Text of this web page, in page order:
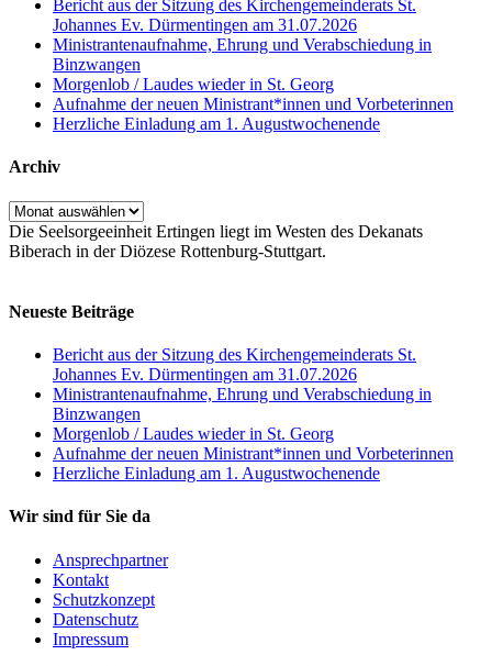
Bericht aus der Sitzung des Kirchengemeinderats St.
Johannes Ev. Dürmentingen am 31.07.2026
Ministrantenaufnahme, Ehrung und Verabschiedung in
Binzwangen
Morgenlob / Laudes wieder in St. Georg
Aufnahme der neuen Ministrant*innen und Vorbeterinnen
Herzliche Einladung am 1. Augustwochenende
Archiv
Archiv
Die Seelsorgeeinheit Ertingen liegt im Westen des Dekanats
Biberach in der Diözese Rottenburg-Stuttgart.
Neueste Beiträge
Bericht aus der Sitzung des Kirchengemeinderats St.
Johannes Ev. Dürmentingen am 31.07.2026
Ministrantenaufnahme, Ehrung und Verabschiedung in
Binzwangen
Morgenlob / Laudes wieder in St. Georg
Aufnahme der neuen Ministrant*innen und Vorbeterinnen
Herzliche Einladung am 1. Augustwochenende
Wir sind für Sie da
Ansprechpartner
Kontakt
Schutzkonzept
Datenschutz
Impressum